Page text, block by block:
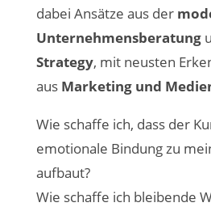
dabei Ansätze aus der
Unternehmensberatung
Strategy, mit neusten
aus Marketing und
Wie schaffe ich, dass der
emotionale Bindung zu
aufbaut?
Wie schaffe ich bleibende